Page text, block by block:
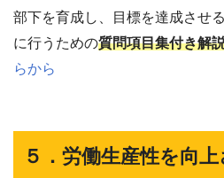
部下を育成し、目標を達成させ
に行うための質問項目集付き解
らから
５．労働生産性を向